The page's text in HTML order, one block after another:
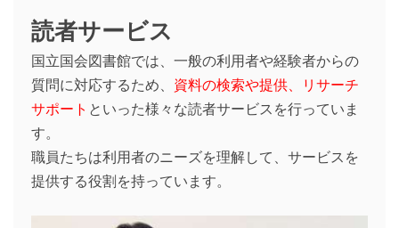
読者サービス
国立国会図書館では、一般の利用者や経験者からの
質問に対応するため、 資料の検索や提供、リサーチ
サポート といった様々な読者サービスを行っていま
す。
職員たちは利用者のニーズを理解して、サービスを
提供する役割を持っています。